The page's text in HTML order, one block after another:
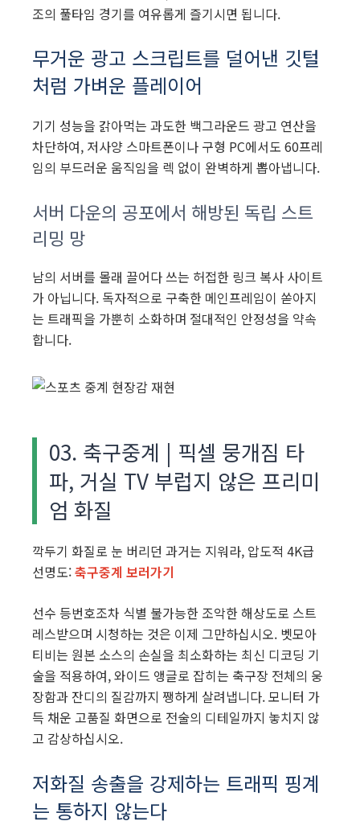
조의 풀타임 경기를 여유롭게 즐기시면 됩니다.
무거운 광고 스크립트를 덜어낸 깃털
처럼 가벼운 플레이어
기기 성능을 갉아먹는 과도한 백그라운드 광고 연산을
차단하여, 저사양 스마트폰이나 구형 PC에서도 60프레
임의 부드러운 움직임을 렉 없이 완벽하게 뽑아냅니다.
서버 다운의 공포에서 해방된 독립 스트
리밍 망
남의 서버를 몰래 끌어다 쓰는 허접한 링크 복사 사이트
가 아닙니다. 독자적으로 구축한 메인프레임이 쏟아지
는 트래픽을 가뿐히 소화하며 절대적인 안정성을 약속
합니다.
03. 축구중계 | 픽셀 뭉개짐 타
파, 거실 TV 부럽지 않은 프리미
엄 화질
깍두기 화질로 눈 버리던 과거는 지워라, 압도적 4K급
선명도:축구중계 보러가기
선수 등번호조차 식별 불가능한 조악한 해상도로 스트
레스받으며 시청하는 것은 이제 그만하십시오. 벳모아
티비는 원본 소스의 손실을 최소화하는 최신 디코딩 기
술을 적용하여, 와이드 앵글로 잡히는 축구장 전체의 웅
장함과 잔디의 질감까지 쨍하게 살려냅니다. 모니터 가
득 채운 고품질 화면으로 전술의 디테일까지 놓치지 않
고 감상하십시오.
저화질 송출을 강제하는 트래픽 핑계
는 통하지 않는다